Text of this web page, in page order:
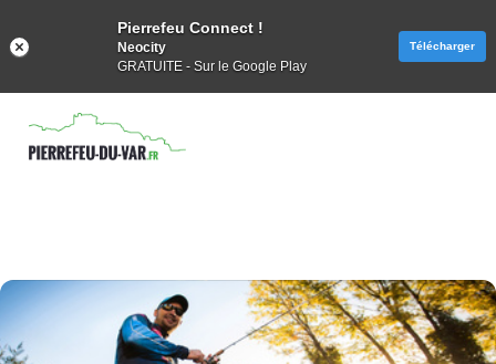
Pierrefeu Connect !
Neocity
GRATUITE - Sur le Google Play
Télécharger